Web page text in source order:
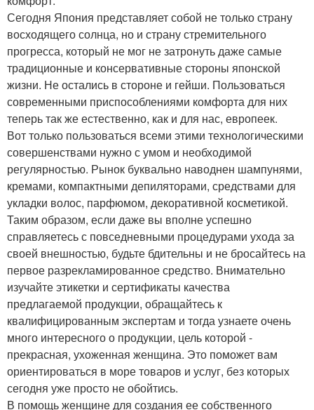
Сегодня Япония представляет собой не только страну
восходящего солнца, но и страну стремительного
прогресса, который не мог не затронуть даже самые
традиционные и консервативные стороны японской
жизни. Не остались в стороне и гейши. Пользоваться
современными приспособлениями комфорта для них
теперь так же естественно, как и для нас, европеек.
Вот только пользоваться всеми этими технологическими
совершенствами нужно с умом и необходимой
регулярностью. Рынок буквально наводнен шампунями,
кремами, компактными депиляторами, средствами для
укладки волос, парфюмом, декоративной косметикой.
Таким образом, если даже вы вполне успешно
справляетесь с повседневными процедурами ухода за
своей внешностью, будьте бдительны и не бросайтесь на
первое разрекламированное средство. Внимательно
изучайте этикетки и сертификаты качества
предлагаемой продукции, обращайтесь к
квалифицированным экспертам и тогда узнаете очень
много интересного о продукции, цель которой -
прекрасная, ухоженная женщина. Это поможет вам
ориентироваться в море товаров и услуг, без которых
сегодня уже просто не обойтись.
В помощь женщине для создания ее собственного